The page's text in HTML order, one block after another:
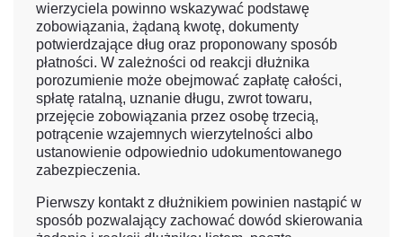
wierzyciela powinno wskazywać podstawę
zobowiązania, żądaną kwotę, dokumenty
potwierdzające dług oraz proponowany sposób
płatności. W zależności od reakcji dłużnika
porozumienie może obejmować zapłatę całości,
spłatę ratalną, uznanie długu, zwrot towaru,
przejęcie zobowiązania przez osobę trzecią,
potrącenie wzajemnych wierzytelności albo
ustanowienie odpowiednio udokumentowanego
zabezpieczenia.
Pierwszy kontakt z dłużnikiem powinien nastąpić w
sposób pozwalający zachować dowód skierowania